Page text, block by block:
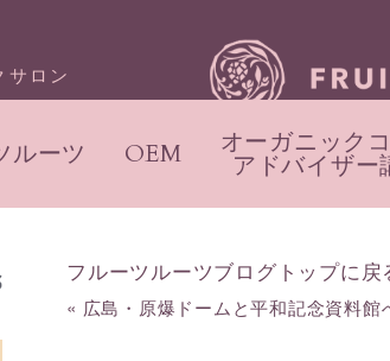
サロン
ルーツ OEM オーガニック
アドバイザー
フルーツルーツブログトップに戻
« 広島・原爆ドームと平和記念資料館